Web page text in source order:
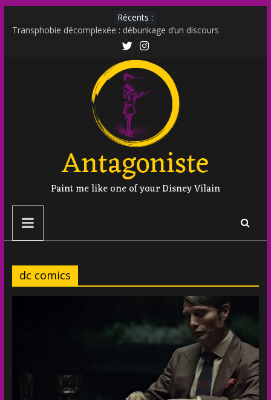
Récents :
Transphobie décomplexée : débunkage d’un discours
Transmania : le fantasme transphobe de Moutot et Stern
Muscle Mommy : analyse d’un phénomène venu des social
Militer sur le net est-il un non sens ?
Outing et photographie : comment faire ?
Antagoniste
Paint me like one of your Disney Vilain
dc comics